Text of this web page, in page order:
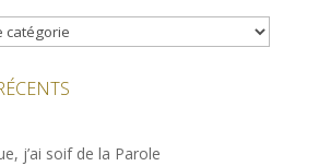
j’ai soif de la Parole